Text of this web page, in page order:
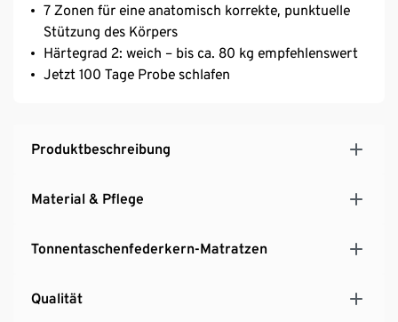
7 Zonen für eine anatomisch korrekte, punktuelle
Stützung des Körpers
Härtegrad 2: weich – bis ca. 80 kg empfehlenswert
Jetzt 100 Tage Probe schlafen
Produktbeschreibung
Material & Pflege
Tonnentaschenfederkern-Matratzen
Qualität